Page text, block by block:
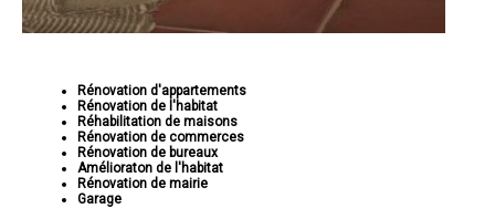
Rénovation d'appartements
Rénovation de l'habitat
Réhabilitation de maisons
Rénovation de commerces
Rénovation de bureaux
Amélioraton de l'habitat
Rénovation de mairie
Garage